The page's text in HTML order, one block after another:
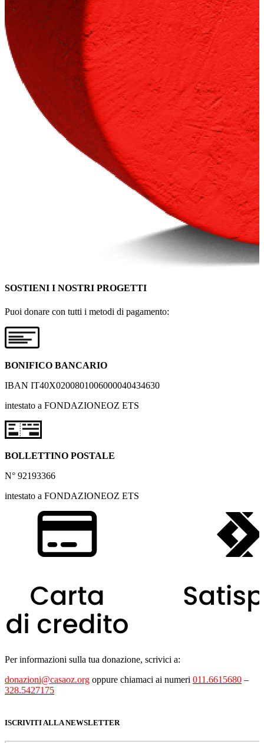
SOSTIENI I NOSTRI PROGETTI
Puoi donare con tutti i metodi di pagamento:
BONIFICO BANCARIO
IBAN IT40X0200801006000040434630
intestato a FONDAZIONEOZ ETS
BOLLETTINO POSTALE
N° 92193366
intestato a FONDAZIONEOZ ETS
Per informazioni sulla tua donazione, scrivici a:
donazioni@casaoz.org oppure chiamaci ai numeri 011.6615680 –
328.5427175
ISCRIVITI ALLA NEWSLETTER